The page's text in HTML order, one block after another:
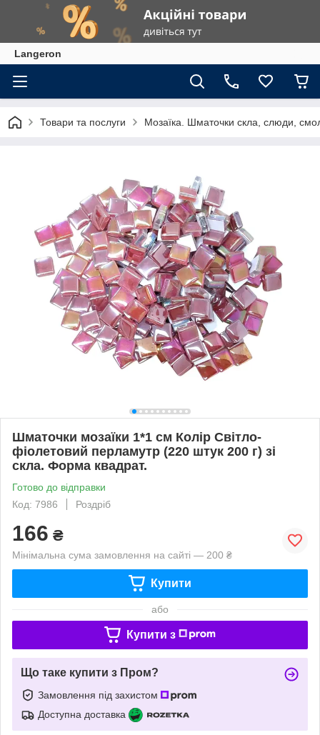
Langeron
Товари та послуги Мозаїка. Шматочки скла, слюди,
Шматочки мозаїки 1*1 см Колір Світло-
фіолетовий перламутр (220 штук 200 г) зі
скла. Форма квадрат.
Готово до відправки
Код: 7986
Роздріб
166 ₴
Мінімальна сума замовлення на сайті — 200 ₴
Купити
або
Купити з
Що таке купити з Пром?
Замовлення під захистом
Доступна доставка